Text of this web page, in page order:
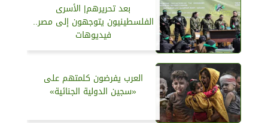
بعد تحريرهم| الأسرى
الفلسطينيون يتوجهون إلى مصر..
فيديوهات
العرب يفرضون كلمتهم على
«سجين الدولية الجنائية»